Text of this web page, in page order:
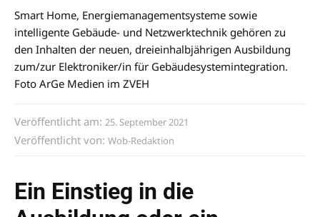
Smart Home, Energiemanagementsysteme sowie
intelligente Gebäude- und Netzwerktechnik gehören zu
den Inhalten der neuen, dreieinhalbjährigen Ausbildung
zum/zur Elektroniker/in für Gebäudesystemintegration.
Foto ArGe Medien im ZVEH
Veröffentlicht am: 25. September 2021
Veröffentlicht von: Wob-Redaktion
Ein Einstieg in die